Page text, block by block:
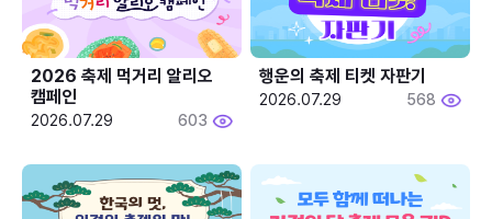
2026 축제 먹거리 알리오
캠페인
2026.07.29 603
행운의 축제 티켓 자판기
2026.07.29 568